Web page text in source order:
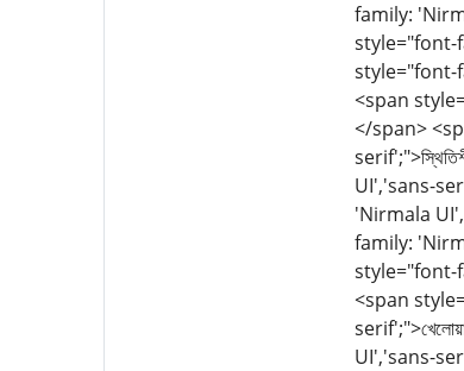
family:
style="font-
style="font-
<span
</span>
UI','sans-
'Nirmala
family:
style="font-
<span
UI','sans-